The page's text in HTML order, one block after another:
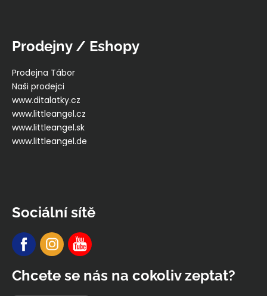
Prodejny / Eshopy
Prodejna Tábor
Naši prodejci
www.ditalatky.cz
www.littleangel.cz
www.littleangel.sk
www.littleangel.de
Sociální sítě
Chcete se nás na cokoliv zeptat?